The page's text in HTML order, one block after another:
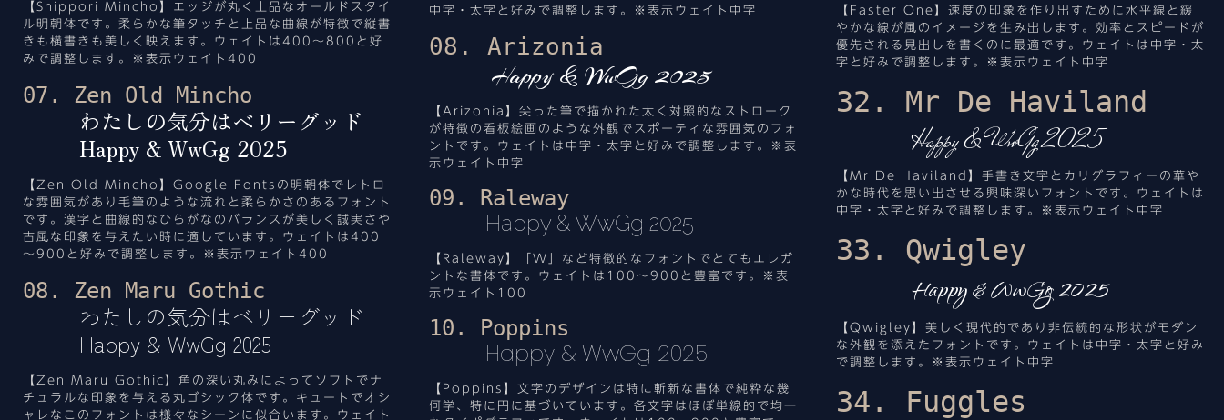
【Shippori Mincho】エッジが丸く上品なオールドスタイ
ル明朝体です。柔らかな筆タッチと上品な曲線が特徴で縦書
きも横書きも美しく映えます。ウェイトは400～800と好
みで調整します。※表示ウェイト400
07. Zen Old Mincho
わたしの気分はベリーグッド
Happy & WwGg 2025
【Zen Old Mincho】Google Fontsの明朝体でレトロ
な雰囲気があり毛筆のような流れと柔らかさのあるフォント
です。漢字と曲線的なひらがなのバランスが美しく誠実さや
古風な印象を与えたい時に適しています。ウェイトは400
～900と好みで調整します。※表示ウェイト400
08. Zen Maru Gothic
わたしの気分はベリーグッド
Happy & WwGg 2025
【Zen Maru Gothic】角の深い丸みによってソフトでナ
チュラルな印象を与える丸ゴシック体です。キュートでオシ
ャレなこのフォントは様々なシーンに似合います。ウェイト
中字・太字と好みで調整します。※表示ウェイト中字
08. Arizonia
Happy & WwGg 2025
【Arizonia】尖った筆で描かれた太く対照的なストローク
が特徴の看板絵画のような外観でスポーティな雰囲気のフォ
ントです。ウェイトは中字・太字と好みで調整します。※表
示ウェイト中字
09. Raleway
Happy & WwGg 2025
【Raleway】「W」など特徴的なフォントでとてもエレガ
ントな書体です。ウェイトは100～900と豊富です。※表
示ウェイト100
10. Poppins
Happy & WwGg 2025
【Poppins】文字のデザインは特に斬新な書体で純粋な幾
何学、特に円に基づいています。各文字はほぼ単線的で均一
【Faster One】速度の印象を作り出すために水平線と緩
やかな線が風のイメージを生み出します。効率とスピードが
優先される見出しを書くのに最適です。ウェイトは中字・太
字と好みで調整します。※表示ウェイト中字
32. Mr De Haviland
Happy & WwGg 2025
【Mr De Haviland】手書き文字とカリグラフィーの華や
かな時代を思い出させる興味深いフォントです。ウェイトは
中字・太字と好みで調整します。※表示ウェイト中字
33. Qwigley
Happy & WwGg 2025
【Qwigley】美しく現代的であり非伝統的な形状がモダン
な外観を添えたフォントです。ウェイトは中字・太字と好み
で調整します。※表示ウェイト中字
34. Fuggles